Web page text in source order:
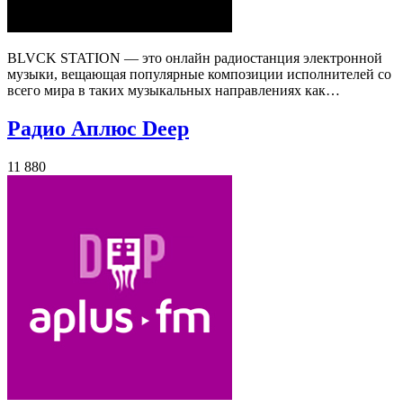
BLVCK STATION — это онлайн радиостанция электронной
музыки, вещающая популярные композиции исполнителей со
всего мира в таких музыкальных направлениях как…
Радио Аплюс Deep
11 880